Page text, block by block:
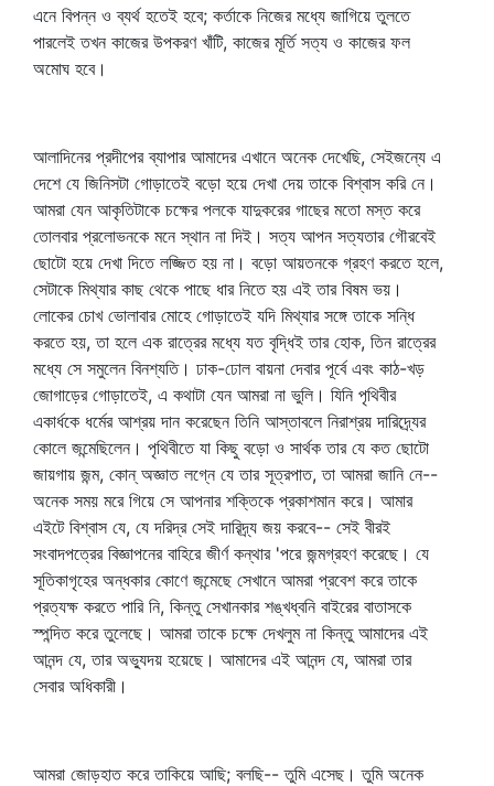
এনে বিপন্ন ও ব্যর্থ হতেই হবে; কর্তাকে নিজের মধ্যে জাগিয়ে তুলতে
পারলেই তখন কাজের উপকরণ খাঁটি, কাজের মূর্তি সত্য ও কাজের ফল
অমোঘ হবে।
আলাদিনের প্রদীপের ব্যাপার আমাদের এখানে অনেক দেখেছি, সেইজন্যে এ
দেশে যে জিনিসটা গোড়াতেই বড়ো হয়ে দেখা দেয় তাকে বিশ্বাস করি নে।
আমরা যেন আকৃতিটাকে চক্ষের পলকে যাদুকরের গাছের মতো মস্ত করে
তোলবার প্রলোভনকে মনে স্থান না দিই। সত্য আপন সত্যতার গৌরবেই
ছোটো হয়ে দেখা দিতে লজ্জিত হয় না। বড়ো আয়তনকে গ্রহণ করতে হলে,
সেটাকে মিথ্যার কাছ থেকে পাছে ধার নিতে হয় এই তার বিষম ভয়।
লোকের চোখ ভোলাবার মোহে গোড়াতেই যদি মিথ্যার সঙ্গে তাকে সন্ধি
করতে হয়, তা হলে এক রাত্রের মধ্যে যত বৃদ্ধিই তার হোক, তিন রাত্রের
মধ্যে সে সমুলেন বিনশ্যতি। ঢাক-ঢোল বায়না দেবার পূর্বে এবং কাঠ-খড়
জোগাড়ের গোড়াতেই, এ কথাটা যেন আমরা না ভুলি। যিনি পৃথিবীর
একার্ধকে ধর্মের আশ্রয় দান করেছেন তিনি আস্তাবলে নিরাশ্রয় দারিদ্র্যের
কোলে জন্মেছিলেন। পৃথিবীতে যা কিছু বড়ো ও সার্থক তার যে কত ছোটো
জায়গায় জন্ম, কোন্‌ অজ্ঞাত লগ্নে যে তার সূত্রপাত, তা আমরা জানি নে--
অনেক সময় মরে গিয়ে সে আপনার শক্তিকে প্রকাশমান করে। আমার
এইটে বিশ্বাস যে, যে দরিদ্র সেই দারিদ্র্য জয় করবে-- সেই বীরই
সংবাদপত্রের বিজ্ঞাপনের বাহিরে জীর্ণ কন্থার 'পরে জন্মগ্রহণ করেছে। যে
সূতিকাগৃহের অন্ধকার কোণে জন্মেছে সেখানে আমরা প্রবেশ করে তাকে
প্রত্যক্ষ করতে পারি নি, কিন্তু সেখানকার শঙ্খধ্বনি বাইরের বাতাসকে
স্পন্দিত করে তুলেছে। আমরা তাকে চক্ষে দেখলুম না কিন্তু আমাদের এই
আনন্দ যে, তার অভ্যুদয় হয়েছে। আমাদের এই আনন্দ যে, আমরা তার
সেবার অধিকারী।
আমরা জোড়হাত করে তাকিয়ে আছি; বলছি-- তুমি এসেছ। তুমি অনেক